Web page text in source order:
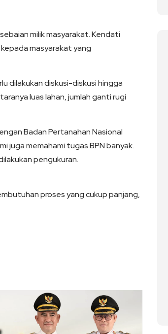
milik masyarakat. Kendati
masyarakat yang
dilakukan diskusi-diskusi hingga
luas lahan, jumlah ganti rugi
Badan Pertanahan Nasional
juga memahami tugas BPN banyak.
pengukuran.
proses yang cukup panjang,